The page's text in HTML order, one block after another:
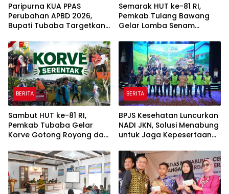
Paripurna KUA PPAS
Perubahan APBD 2026,
Bupati Tubaba Targetkan
Rp820,3 Miliar
Semarak HUT ke-81 RI,
Pemkab Tulang Bawang
Gelar Lomba Senam
BERITA
Sambut HUT ke-81 RI,
Pemkab Tubaba Gelar
Korve Gotong Royong dan
BERITA
BPJS Kesehatan Luncurkan
NADI JKN, Solusi Menabung
untuk Jaga Kepesertaan